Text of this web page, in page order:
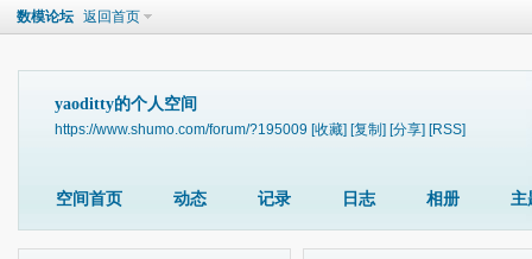
数模论坛 返回首页
yaoditty的个人空间
https://www.shumo.com/forum/?195009 [收藏] [复制] [分享] [RSS]
空间首页 动态 记录 日志 相册 主